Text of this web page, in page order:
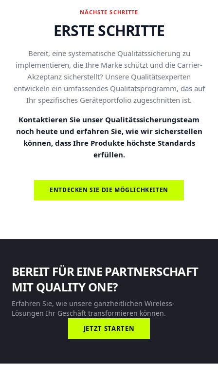
NÄCHSTE SCHRITTE
ERSTE SCHRITTE
Bereit, eine systematische Qualitätssicherung zu
implementieren, die Ihre Marke schützt und die Carrier-
Akzeptanz sicherstellt? Unsere Qualitätsexperten
entwickeln ein umfassendes Qualitätsprogramm, das auf
Ihr spezifisches Geräteportfolio zugeschnitten ist.
Kontaktieren Sie unser Qualitätssicherungsteam
noch heute und erfahren Sie, wie wir sicherstellen
können, dass Ihre Produkte höchste Standards
erfüllen.
ENTDECKEN SIE DIE MÖGLICHKEITEN
BEREIT FÜR EINE PARTNERSCHAFT
MIT QUALITY ONE?
Erfahren Sie, wie unsere ganzheitlichen Wireless-
Lösungen Ihr Geschäft transformieren können.
JETZT STARTEN